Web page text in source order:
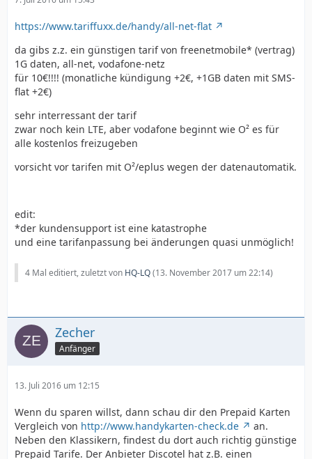
https://www.tariffuxx.de/handy/all-net-flat
da gibs z.z. ein günstigen tarif von freenetmobile* (vertrag)
1G daten, all-net, vodafone-netz
für 10€!!!! (monatliche kündigung +2€, +1GB daten mit SMS-
flat +2€)
sehr interressant der tarif
zwar noch kein LTE, aber vodafone beginnt wie O² es für
alle kostenlos freizugeben
vorsicht vor tarifen mit O²/eplus wegen der datenautomatik.
edit:
*der kundensupport ist eine katastrophe
und eine tarifanpassung bei änderungen quasi unmöglich!
4 Mal editiert, zuletzt von HQ-LQ(13. November 2017 um 22:14)
Zecher
Anfänger
13. Juli 2016 um 12:15
Wenn du sparen willst, dann schau dir den Prepaid Karten
Vergleich von http://www.handykarten-check.de
an.
Neben den Klassikern, findest du dort auch richtig günstige
Prepaid Tarife. Der Anbieter Discotel hat z.B. einen